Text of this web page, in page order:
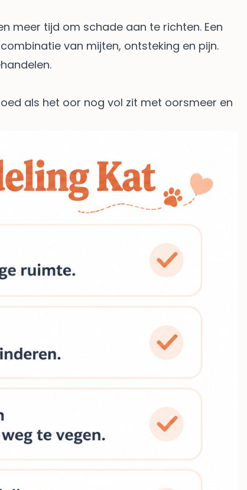
meer tijd om schade aan te richten. Een
van mijten, ontsteking en pijn.
als het oor nog vol zit met oorsmeer en